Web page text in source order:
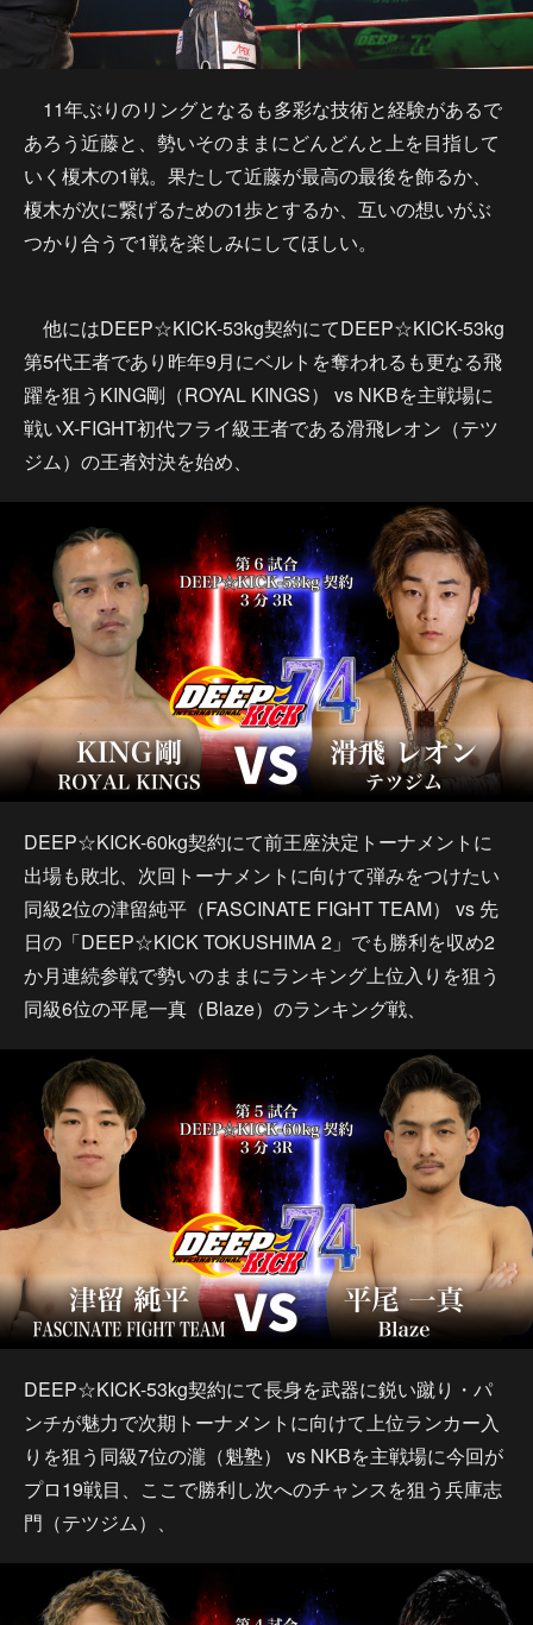
11年ぶりのリングとなるも多彩な技術と経験があるで
あろう近藤と、勢いそのままにどんどんと上を目指して
いく榎木の1戦。果たして近藤が最高の最後を飾るか、
榎木が次に繋げるための1歩とするか、互いの想いがぶ
つかり合うで1戦を楽しみにしてほしい。
他にはDEEP☆KICK-53kg契約にてDEEP☆KICK-53kg
第5代王者であり昨年9月にベルトを奪われるも更なる飛
躍を狙うKING剛（ROYAL KINGS） vs NKBを主戦場に
戦いX-FIGHT初代フライ級王者である滑飛レオン（テツ
ジム）の王者対決を始め、
DEEP☆KICK-60kg契約にて前王座決定トーナメントに
出場も敗北、次回トーナメントに向けて弾みをつけたい
同級2位の津留純平（FASCINATE FIGHT TEAM） vs 先
日の「DEEP☆KICK TOKUSHIMA 2」でも勝利を収め2
か月連続参戦で勢いのままにランキング上位入りを狙う
同級6位の平尾一真（Blaze）のランキング戦、
DEEP☆KICK-53kg契約にて長身を武器に鋭い蹴り・パ
ンチが魅力で次期トーナメントに向けて上位ランカー入
りを狙う同級7位の瀧（魁塾） vs NKBを主戦場に今回が
プロ19戦目、ここで勝利し次へのチャンスを狙う兵庫志
門（テツジム）、